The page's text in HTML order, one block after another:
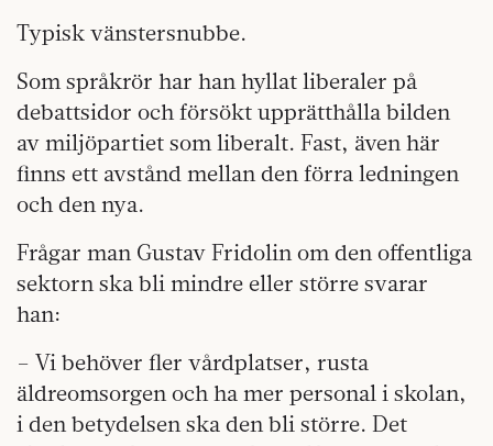
Typisk vänstersnubbe.
Som språkrör har han hyllat liberaler på
debattsidor och försökt upprätthålla bilden
av miljöpartiet som liberalt. Fast, även här
finns ett avstånd mellan den förra ledningen
och den nya.
Frågar man Gustav Fridolin om den offentliga
sektorn ska bli mindre eller större svarar
han:
– Vi behöver fler vårdplatser, rusta
äldreomsorgen och ha mer personal i skolan,
i den betydelsen ska den bli större. Det